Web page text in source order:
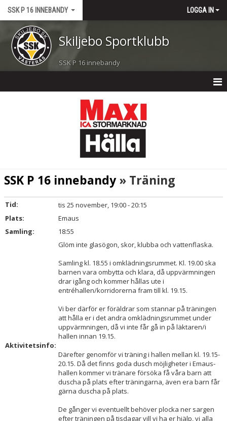
SSK P 16 INNEBANDY LOGGA IN
Skiljebo Sportklubb
SSK P 16 innebandy
DOKUMENT
SSK P 16 innebandy» Träning
Tid:
tis 25 november, 19:00 - 20:15
Plats:
Emaus
Samling:
18:55
Aktivitetsinfo:
Glöm inte glasögon, skor, klubba och vattenflaska.
Samling kl. 18.55 i omklädningsrummet. Kl. 19.00 ska
barnen vara ombytta och klara, då uppvärmningen
drar igång och kommer hållas ute i
entréhallen/korridorerna fram till kl. 19.15.
Vi ber därför er föräldrar som stannar på träningen
att hålla er i det andra omklädningsrummet under
uppvärmningen, då vi inte får gå in på läktaren/i
hallen innan 19.15.
Därefter genomför vi träning i hallen mellan kl. 19.15-
20.15. Då det finns goda dusch möjligheter i Emaus-
hallen kommer vi tränare försöka få våra barn att
duscha på plats efter träningarna, även era barn får
gärna duscha på plats.
De gånger vi eventuellt behöver plocka ner sargen
efter träningen på tisdagar vill vi ha er hjälp, vi alla